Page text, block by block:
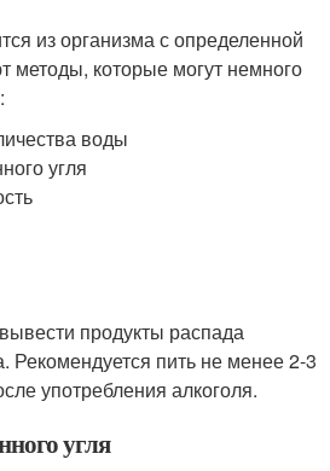
из организма с определенной
методы, которые могут немного
воды
угля
продукты распада
Рекомендуется пить не менее 2-3
употребления алкоголя.
угля